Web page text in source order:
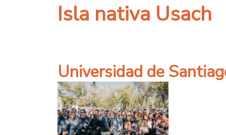
Isla nativa Usach
Universidad de